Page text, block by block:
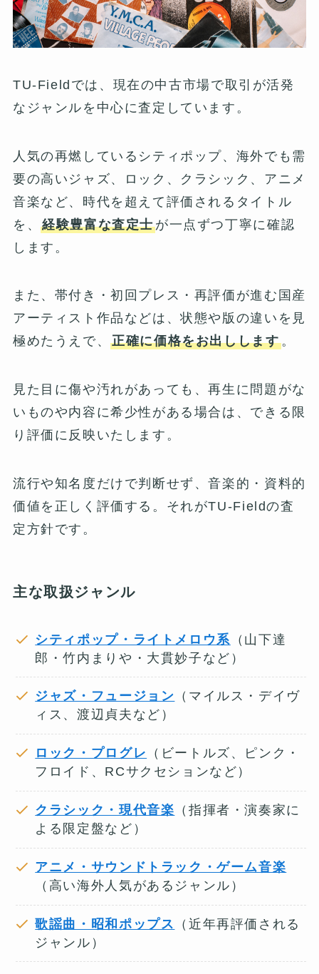
TU-Fieldでは、現在の中古市場で取引が活発
なジャンルを中心に査定しています。
人気の再燃しているシティポップ、海外でも需
要の高いジャズ、ロック、クラシック、アニメ
音楽など、時代を超えて評価されるタイトル
を、経験豊富な査定士が一点ずつ丁寧に確認
します。
また、帯付き・初回プレス・再評価が進む国産
アーティスト作品などは、状態や版の違いを見
極めたうえで、正確に価格をお出しします。
見た目に傷や汚れがあっても、再生に問題がな
いものや内容に希少性がある場合は、できる限
り評価に反映いたします。
流行や知名度だけで判断せず、音楽的・資料的
価値を正しく評価する。それがTU-Fieldの査
定方針です。
主な取扱ジャンル
シティポップ・ライトメロウ系 （山下達
郎・竹内まりや・大貫妙子など）
ジャズ・フュージョン （マイルス・デイヴ
ィス、渡辺貞夫など）
ロック・プログレ
（ビートルズ、ピンク・
フロイド、RCサクセションなど）
クラシック・現代音楽 （指揮者・演奏家に
よる限定盤など）
アニメ・サウンドトラック・ゲーム音楽
（高い海外人気があるジャンル）
歌謡曲・昭和ポップス
（近年再評価される
ジャンル）